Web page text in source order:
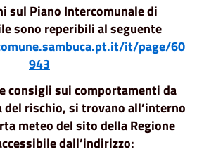
sul Piano Intercomunale di
sono reperibili al seguente
it/page/60
943
consigli sui comportamenti da
del rischio, si trovano all’interno
meteo del sito della Regione
dall’indirizzo: